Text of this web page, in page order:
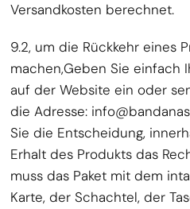
Versandkosten berechnet.
9.2, um die Rückkehr eines
machen,Geben Sie einfach
auf der Website ein oder
die Adresse:
Sie die Entscheidung,
Erhalt des Produkts das
muss das Paket mit dem
Karte, der Schachtel, der